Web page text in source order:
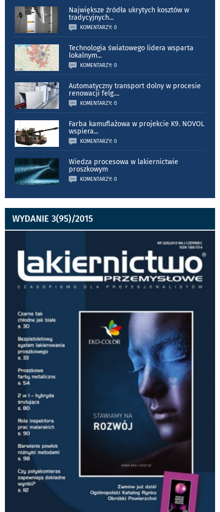
Największe źródła ukrytych kosztów w
tradycyjnych...
KOMENTARZY: 0
Technologia światowego lidera wsparta
lokalnym...
KOMENTARZY: 0
Automatyczny transport dolny w procesie
renowacji felg....
KOMENTARZY: 0
Farba kamuflażowa w projekcie K9. NOVOL
wspiera...
KOMENTARZY: 0
Wiedza procesowa w lakiernictwie
proszkowym
KOMENTARZY: 0
WYDANIE 3(95)/2015